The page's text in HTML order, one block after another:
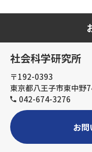
社会科学研究所
〒192-0393
東京都八王子市東中野
042-674-3276
お問